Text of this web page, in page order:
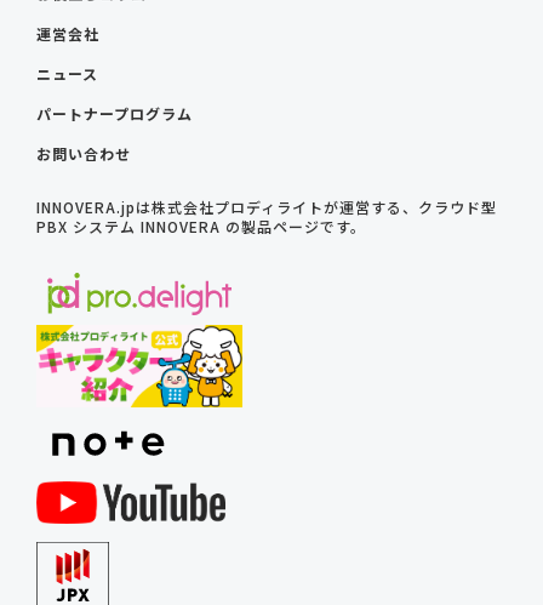
運営会社
ニュース
パートナープログラム
お問い合わせ
INNOVERA.jpは株式会社プロディライトが運営する、クラウド型
PBX システム INNOVERA の製品ページです。